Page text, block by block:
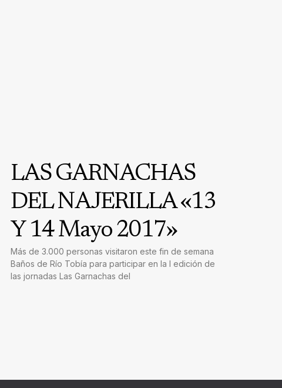
LAS GARNACHAS
DEL NAJERILLA «13
Y 14 Mayo 2017»
Más de 3.000 personas visitaron este fin de semana
Baños de Río Tobía para participar en la I edición de
las jornadas Las Garnachas del